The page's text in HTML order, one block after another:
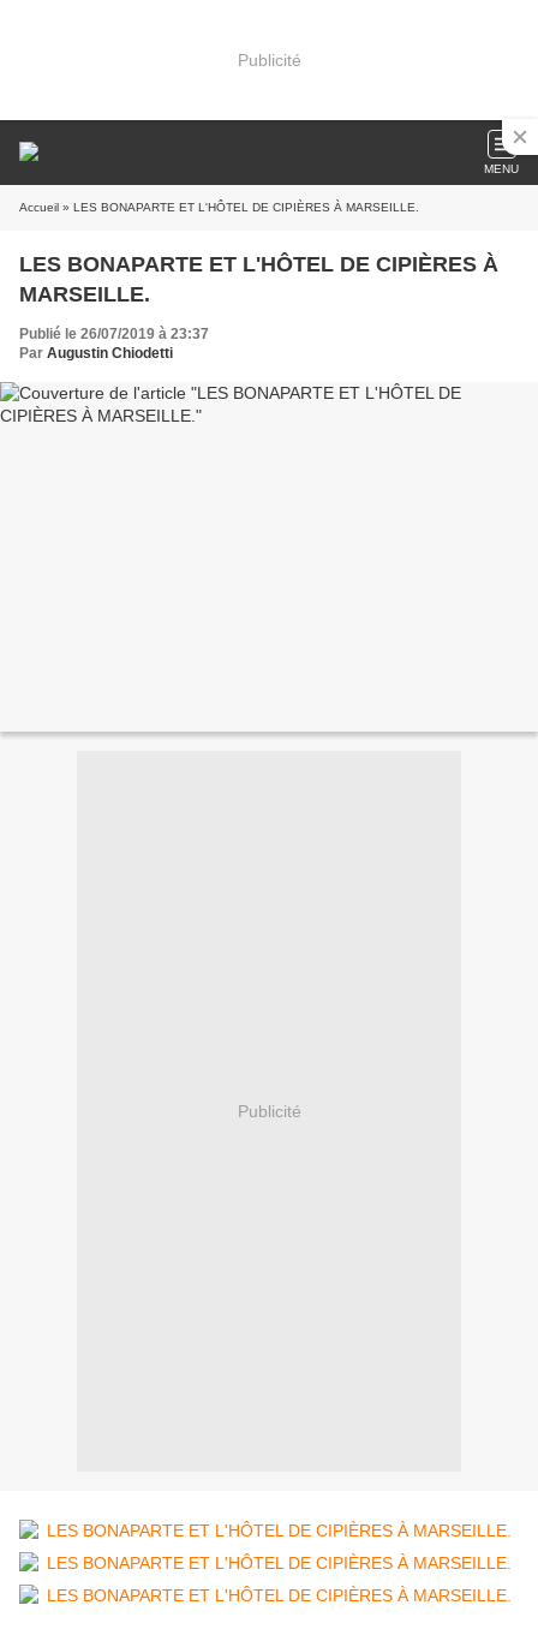
Publicité
MENU
Accueil » LES BONAPARTE ET L'HÔTEL DE CIPIÈRES À MARSEILLE.
LES BONAPARTE ET L'HÔTEL DE CIPIÈRES À
MARSEILLE.
Publié le 26/07/2019 à 23:37
Par Augustin Chiodetti
Publicité